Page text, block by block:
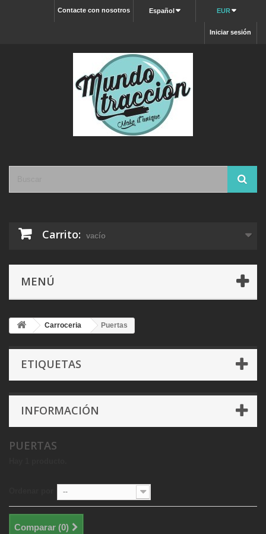
EUR
Español
Contacte con nosotros
Iniciar sesión
Carrito: vacío
MENÚ
Carroceria Puertas
ETIQUETAS
INFORMACIÓN
PUERTAS
--
Comparar (0)